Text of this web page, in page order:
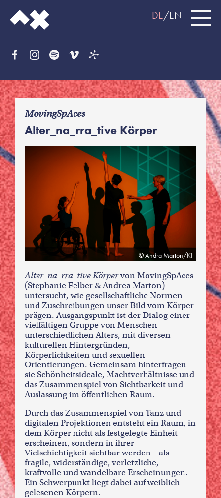
DE EN
f
MovingSpAces
Alter_na_rra_tive Körper
Andra Marton/KI
Alter_na_rra_tive Körpervon MovingSpAces
(Stephanie Felber & Andrea Marton)
untersucht, wie gesellschaftliche Normen
und Zuschreibungen unser Bild vom Körper
prägen. Ausgangspunkt ist der Dialog einer
vielfältigen Gruppe von Menschen
unterschiedlichen Alters, mit diversen
kulturellen Hintergründen,
Körperlichkeiten und sexuellen
Orientierungen. Gemeinsam hinterfragen
sie Schönheitsideale, Machtverhältnisse und
das Zusammenspiel von Sichtbarkeit und
Auslassung im öffentlichen Raum.
Durch das Zusammenspiel von Tanz und
digitalen Projektionen entsteht ein Raum, in
dem Körper nicht als festgelegte Einheit
erscheinen, sondern in ihrer
Vielschichtigkeit sichtbar werden – als
fragile, widerständige, verletzliche,
kraftvolle und wandelbare Erscheinungen.
Ein Schwerpunkt liegt dabei auf weiblich
gelesenen Körpern.